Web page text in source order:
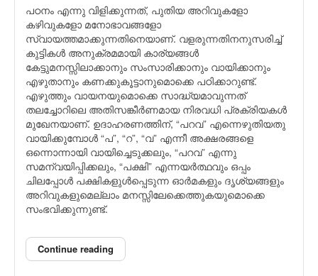
പഠനം എന്നു വിളിക്കുന്നത്, പുതിയ അറിവുകളോ
കഴിവുകളോ മനോഭാവങ്ങളോ
സ്വായത്തമാക്കുന്നതിനെയാണ്. വളരുന്നതിനനുസരിച്ച്
കുട്ടികള്‍ അനുക്രമമായി കാര്യങ്ങള്‍
കേട്ടുമനസ്സിലാക്കാനും സംസാരിക്കാനും വായിക്കാനും
എഴുതാനും കണക്കുകൂട്ടാനുമൊക്കെ പഠിക്കാറുണ്ട്.
എഴുത്തും വായനയുമൊക്കെ സാദ്ധ്യമാവുന്നത്
തലച്ചോറിലെ അതിസങ്കീര്‍ണമായ നിരവധി പ്രക്രിയകള്‍
മുഖേനയാണ്. ഉദാഹരണത്തിന്, “പറവ” എന്നെഴുതിയതു
വായിക്കുമ്പോള്‍ “പ”, “റ”, “വ” എന്നീ അക്ഷരങ്ങളെ
ഒന്നൊന്നായി വായിച്ചെടുക്കലും, “പറവ” എന്നു
സമന്വയിപ്പിക്കലും, “പക്ഷി” എന്നയര്‍ത്ഥവും ഒപ്പം
ചിലപ്പോള്‍ പക്ഷികളുള്‍പ്പെടുന്ന ഓര്‍മകളും ദൃശ്യങ്ങളും
അറിവുകളുമെല്ലാം മനസ്സിലേക്കെത്തുകയുമൊക്കെ
സംഭവിക്കുന്നുണ്ട്.
Continue reading